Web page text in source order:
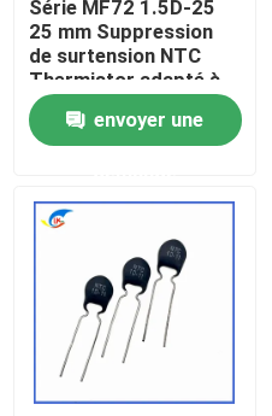
Série MF72 1.5D-25
25 mm Suppression
de surtension NTC
Thermistor adapté à
la commutation de
l'alimentation Audio
amplificateur
envoyer une